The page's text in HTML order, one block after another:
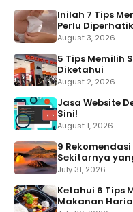
Inilah 7 Tips
Perlu
August 3, 2026
5 Tips Memilih
Diketahui
August 2, 2026
Jasa Website
Sini!
August 1, 2026
9
Sekitarnya
July 31, 2026
Ketahui 6 Tips
Makanan